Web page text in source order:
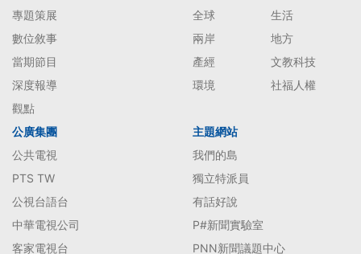
專題策展
數位敘事
當期節目
深度報導
觀點
全球
生活
兩岸
地方
產經
文教科技
環境
社福人權
公廣集團
公共電視
PTS TW
公視台語台
中華電視公司
客家電視台
主題網站
我們的島
獨立特派員
有話好說
P#新聞實驗室
PNN新聞議題中心